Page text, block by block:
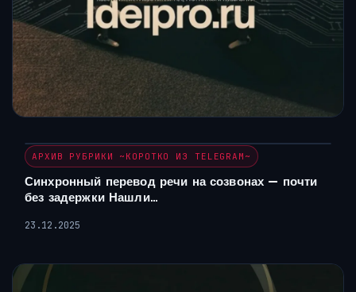
АРХИВ РУБРИКИ ~КОРОТКО ИЗ TELEGRAM~
Синхронный перевод речи на созвонах — почти
без задержки Нашли…
23.12.2025